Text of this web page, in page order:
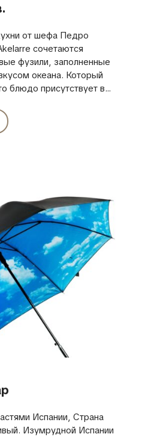
от шефа Педро
сочетаются
фузили, заполненные
океана. Который
блюдо присутствует в...
Испании, Страна
Изумрудной Испании